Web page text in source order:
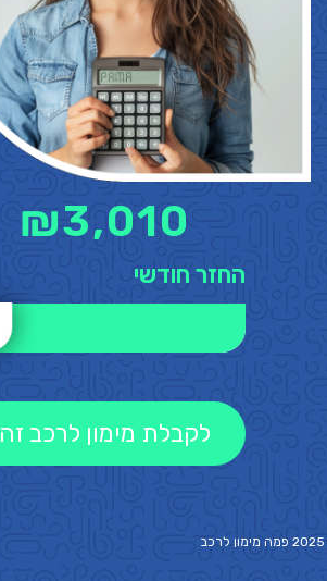
3,010
₪
החזר חודשי
לקבלת מימון לרכב זה
מימון לרכב